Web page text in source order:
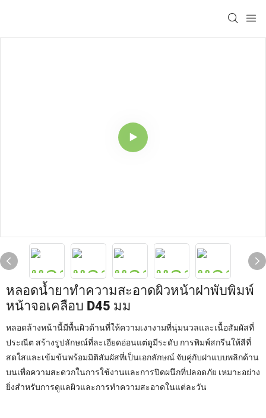
หลอดน้ำยาทำความสะอาดผิวหน้าฝาพับพิมพ์
หน้าจอเคลือบ D45 มม
หลอดล้างหน้านี้มีพื้นผิวด้านที่ให้ความเงางามที่นุ่มนวลและเนื้อสัมผัสที่
ประณีต สร้างรูปลักษณ์ที่ละเอียดอ่อนแต่ดูมีระดับ การพิมพ์สกรีนให้สีที่
สดใสและเข้มข้นพร้อมมิติสัมผัสที่เป็นเอกลักษณ์ จับคู่กับฝาแบบพลิกด้าน
บนเพื่อความสะดวกในการใช้งานและการปิดผนึกที่ปลอดภัย เหมาะอย่าง
ยิ่งสำหรับการดูแลผิวและการทำความสะอาดในแต่ละวัน